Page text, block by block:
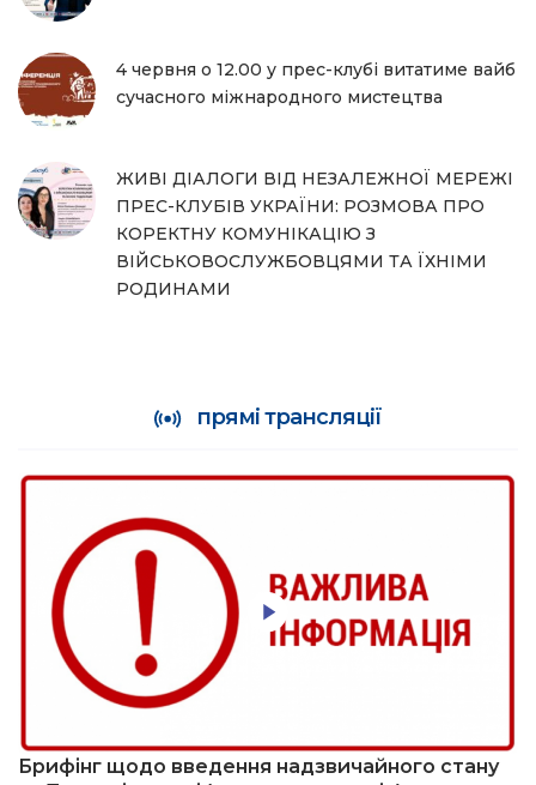
4 червня о 12.00 у прес-клубі витатиме вайб
сучасного міжнародного мистецтва
ЖИВІ ДІАЛОГИ ВІД НЕЗАЛЕЖНОЇ МЕРЕЖІ
ПРЕС-КЛУБІВ УКРАЇНИ: РОЗМОВА ПРО
КОРЕКТНУ КОМУНІКАЦІЮ З
ВІЙСЬКОВОСЛУЖБОВЦЯМИ ТА ЇХНІМИ
РОДИНАМИ
прямі трансляції
Брифінг щодо введення надзвичайного стану